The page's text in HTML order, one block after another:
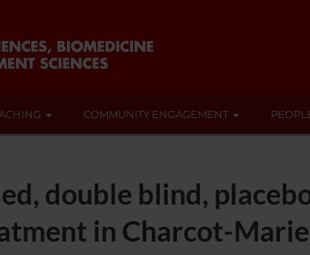
COMMUNITY ENGAGEMENT
double blind,
in Charcot-